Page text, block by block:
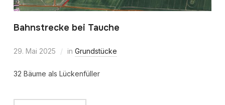
Bahnstrecke bei Tauche
29. Mai 2025 in Grundstücke
32 Bäume als Lückenfüller